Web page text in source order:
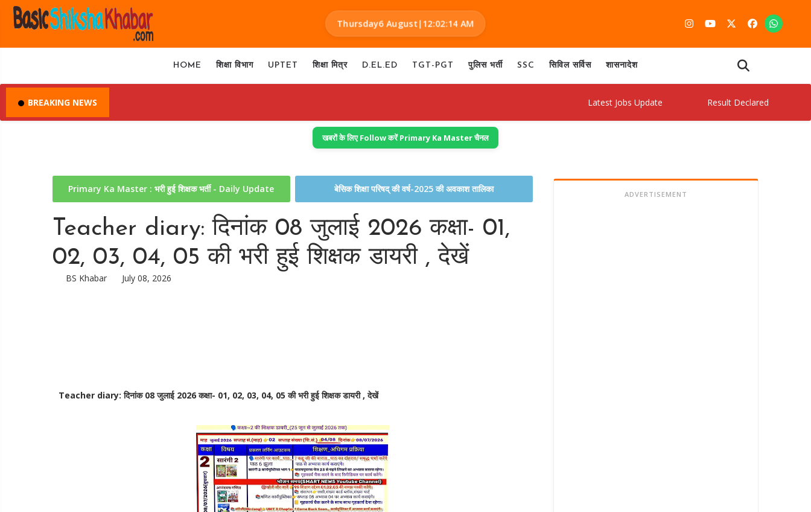
Thursday6 August|12:02:15 AM
HOME शिक्षा विभाग UPTET शिक्षा मित्र D.EL.ED TGT-PGT पुलिस भर्ती SSC सिविल सर्विस शासनादेश
BREAKING NEWS Latest Jobs Update Result Declared
खबरों के लिए Follow करें Primary Ka Master चैनल
Primary Ka Master : भरी हुई शिक्षक भर्ती - Daily Update बेसिक शिक्षा परिषद् की वर्ष-2025 की अवकाश तालिका
Teacher diary: दिनांक 08 जुलाई 2026 कक्षा- 01,
02, 03, 04, 05 की भरी हुई शिक्षक डायरी , देखें
BS Khabar July 08, 2026
Teacher diary: दिनांक 08 जुलाई 2026 कक्षा- 01, 02, 03, 04, 05 की भरी हुई शिक्षक डायरी , देखें
ADVERTISEMENT